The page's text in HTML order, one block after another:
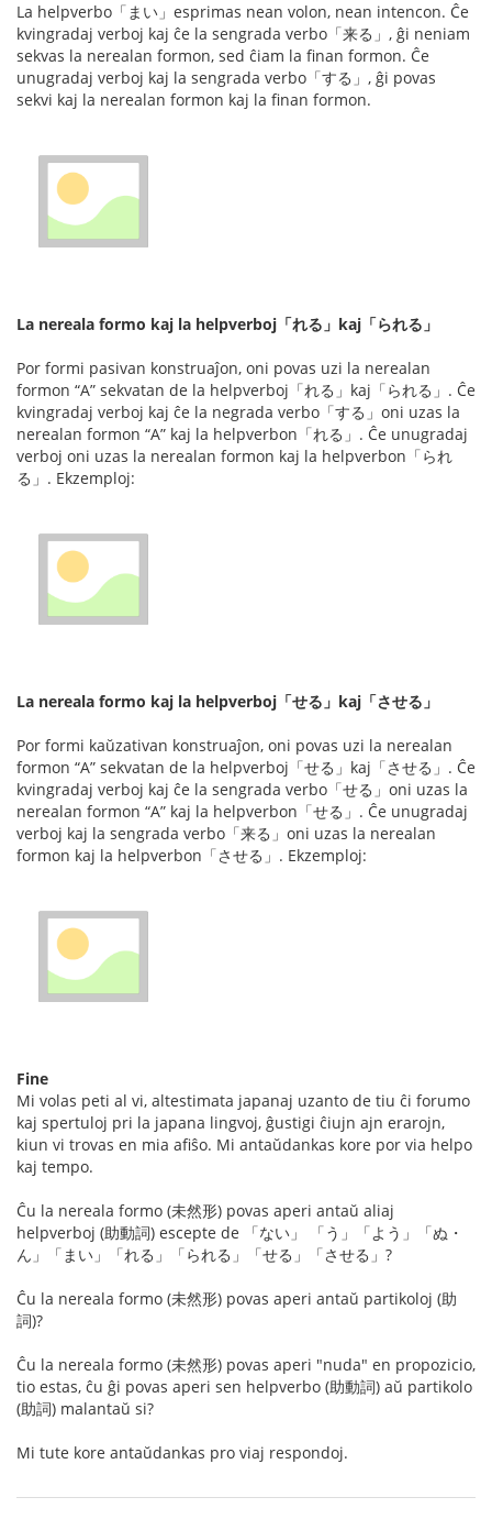
La helpverbo「まい」esprimas nean volon, nean intencon. Ĉe
kvingradaj verboj kaj ĉe la sengrada verbo「来る」, ĝi neniam
sekvas la nerealan formon, sed ĉiam la finan formon. Ĉe
unugradaj verboj kaj la sengrada verbo「する」, ĝi povas
sekvi kaj la nerealan formon kaj la finan formon.
La nereala formo kaj la helpverboj「れる」kaj「られる」
Por formi pasivan konstruaĵon, oni povas uzi la nerealan
formon “A” sekvatan de la helpverboj「れる」kaj「られる」. Ĉe
kvingradaj verboj kaj ĉe la negrada verbo「する」oni uzas la
nerealan formon “A” kaj la helpverbon「れる」. Ĉe unugradaj
verboj oni uzas la nerealan formon kaj la helpverbon「られ
る」. Ekzemploj:
La nereala formo kaj la helpverboj「せる」kaj「させる」
Por formi kaŭzativan konstruaĵon, oni povas uzi la nerealan
formon “A” sekvatan de la helpverboj「せる」kaj「させる」. Ĉe
kvingradaj verboj kaj ĉe la sengrada verbo「せる」oni uzas la
nerealan formon “A” kaj la helpverbon「せる」. Ĉe unugradaj
verboj kaj la sengrada verbo「来る」oni uzas la nerealan
formon kaj la helpverbon「させる」. Ekzemploj:
Fine
Mi volas peti al vi, altestimata japanaj uzanto de tiu ĉi forumo
kaj spertuloj pri la japana lingvoj, ĝustigi ĉiujn ajn erarojn,
kiun vi trovas en mia afiŝo. Mi antaŭdankas kore por via helpo
kaj tempo.
Ĉu la nereala formo (未然形) povas aperi antaŭ aliaj
helpverboj (助動詞) escepte de 「ない」 「う」「よう」「ぬ・
ん」「まい」「れる」「られる」「せる」「させる」?
Ĉu la nereala formo (未然形) povas aperi antaŭ partikoloj (助
詞)?
Ĉu la nereala formo (未然形) povas aperi "nuda" en propozicio,
tio estas, ĉu ĝi povas aperi sen helpverbo (助動詞) aŭ partikolo
(助詞) malantaŭ si?
Mi tute kore antaŭdankas pro viaj respondoj.